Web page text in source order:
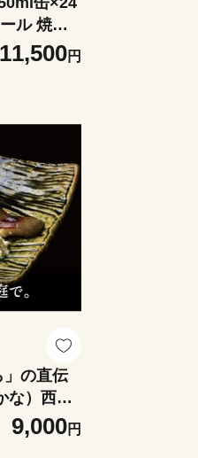
ギフト 父
おすすめ
11,500円
」の直伝
な）西京
切入
小分け
9,000円